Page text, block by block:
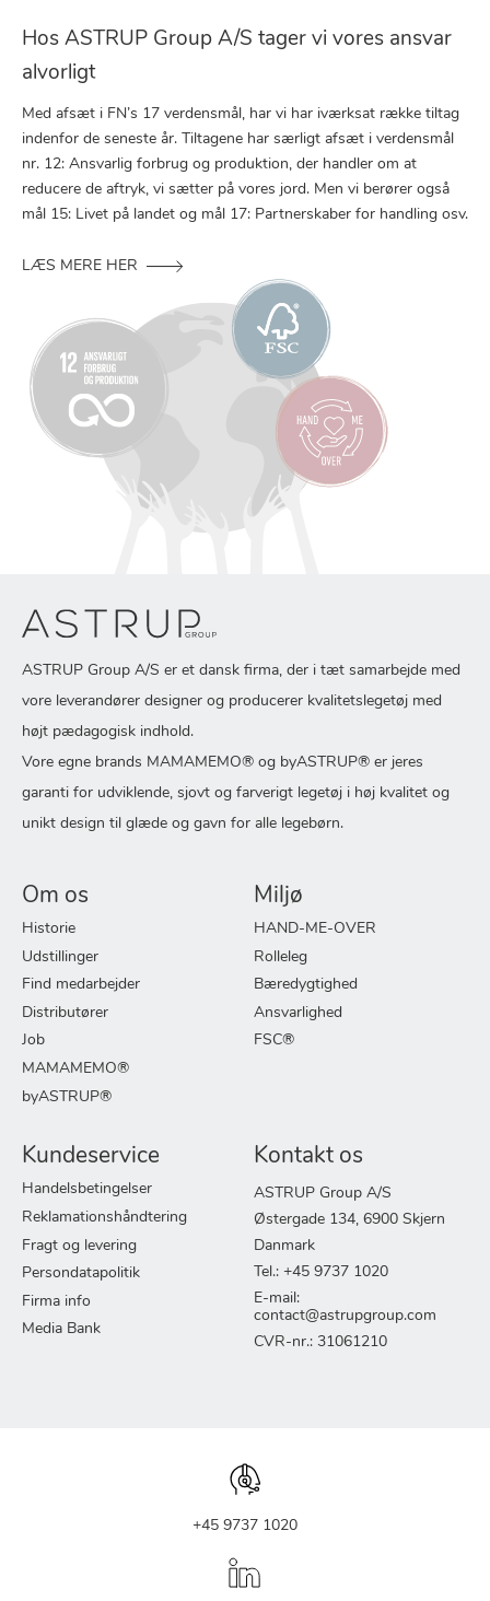
Hos ASTRUP Group A/S tager vi vores ansvar
alvorligt
Med afsæt i FN’s 17 verdensmål, har vi har iværksat række tiltag
indenfor de seneste år. Tiltagene har særligt afsæt i verdensmål
nr. 12: Ansvarlig forbrug og produktion, der handler om at
reducere de aftryk, vi sætter på vores jord. Men vi berører også
mål 15: Livet på landet og mål 17: Partnerskaber for handling osv.
LÆS MERE HER
ASTRUP Group A/S er et dansk firma, der i tæt samarbejde med
vore leverandører designer og producerer kvalitetslegetøj med
højt pædagogisk indhold.
Vore egne brands MAMAMEMO® og byASTRUP® er jeres
garanti for udviklende, sjovt og farverigt legetøj i høj kvalitet og
unikt design til glæde og gavn for alle legebørn.
Om os
Historie
Udstillinger
Find medarbejder
Distributører
Job
MAMAMEMO®
byASTRUP®
Miljø
HAND-ME-OVER
Rolleleg
Bæredygtighed
Ansvarlighed
FSC®
Kundeservice
Handelsbetingelser
Reklamationshåndtering
Fragt og levering
Persondatapolitik
Firma info
Media Bank
Kontakt os
ASTRUP Group A/S
Østergade 134, 6900 Skjern
Danmark
Tel.: +45 9737 1020
E-mail:
contact@astrupgroup.com
CVR-nr.: 31061210
+45 9737 1020